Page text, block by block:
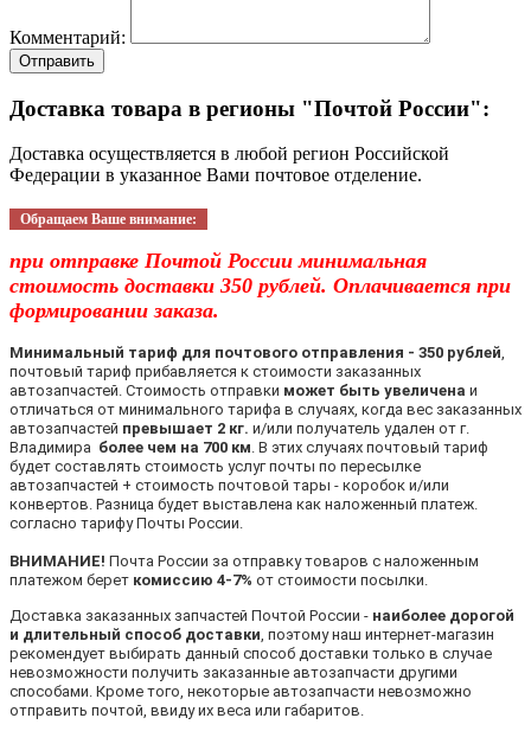
Комментарий:
Отправить
Доставка товара в регионы "Почтой России":
Доставка осуществляется в любой регион Российской
Федерации в указанное Вами почтовое отделение.
Обращаем Ваше внимание:
при отправке Почтой России минимальная
стоимость доставки 350 рублей. Оплачивается при
формировании заказа.
Минимальный тариф для почтового отправления - 350 рублей,
почтовый тариф прибавляется к стоимости заказанных
автозапчастей. Стоимость отправки может быть увеличена и
отличаться от минимального тарифа в случаях, когда вес заказанных
автозапчастей превышает 2 кг. и/или получатель удален от г.
Владимира более чем на 700 км. В этих случаях почтовый тариф
будет составлять стоимость услуг почты по пересылке
автозапчастей + стоимость почтовой тары - коробок и/или
конвертов. Разница будет выставлена как наложенный платеж.
согласно тарифу Почты России.
ВНИМАНИЕ! Почта России за отправку товаров с наложенным
платежом берет комиссию 4-7% от стоимости посылки.
Доставка заказанных запчастей Почтой России - наиболее дорогой
и длительный способ доставки, поэтому наш интернет-магазин
рекомендует выбирать данный способ доставки только в случае
невозможности получить заказанные автозапчасти другими
способами. Кроме того, некоторые автозапчасти невозможно
отправить почтой, ввиду их веса или габаритов.